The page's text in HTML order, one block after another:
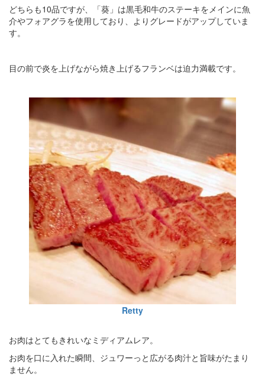
どちらも10品ですが、「葵」は黒毛和牛のステーキをメインに魚
介やフォアグラを使用しており、よりグレードがアップしていま
す。
目の前で炎を上げながら焼き上げるフランベは迫力満載です。
Retty
お肉はとてもきれいなミディアムレア。
お肉を口に入れた瞬間、ジュワーっと広がる肉汁と旨味がたまり
ません。